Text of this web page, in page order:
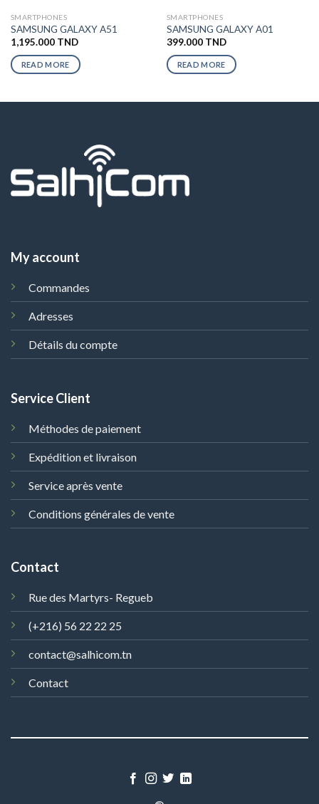
SMARTPHONES
SAMSUNG GALAXY A51
1,195.000 TND
READ MORE
SMARTPHONES
SAMSUNG GALAXY A01
399.000 TND
READ MORE
My account
Commandes
Adresses
Détails du compte
Service Client
Méthodes de paiement
Expédition et livraison
Service après vente
Conditions générales de vente
Contact
Rue des Martyrs- Regueb
(+216) 56 22 22 25
contact@salhicom.tn
Contact